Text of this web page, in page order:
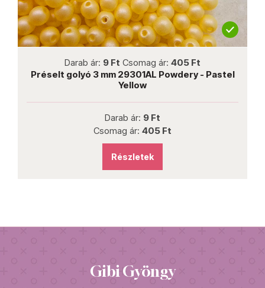
Darab ár: 9 Ft Csomag ár: 405 Ft
Préselt golyó 3 mm 29301AL Powdery - Pastel
Yellow
Darab ár: 9 Ft
Csomag ár: 405 Ft
Részletek
Gibi Gyöngy